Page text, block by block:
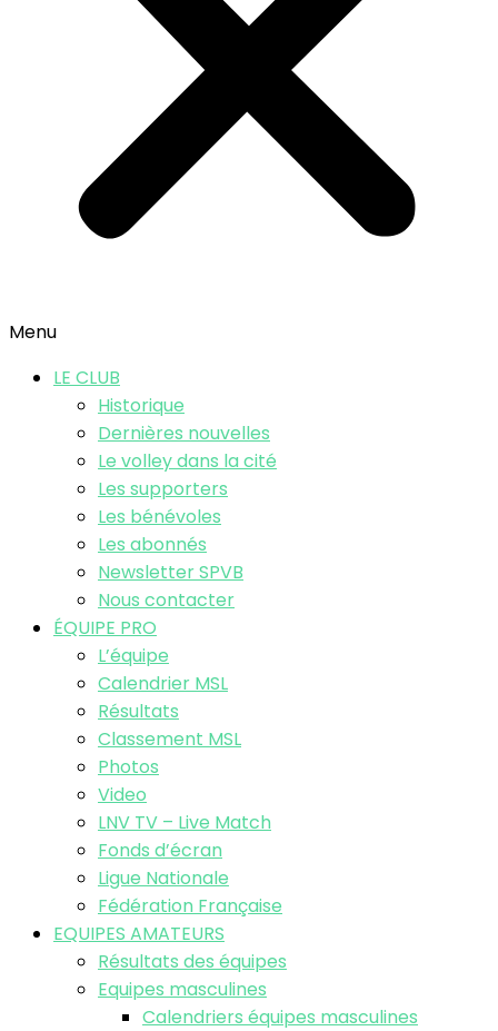
Menu
LE CLUB
Historique
Dernières nouvelles
Le volley dans la cité
Les supporters
Les bénévoles
Les abonnés
Newsletter SPVB
Nous contacter
ÉQUIPE PRO
L’équipe
Calendrier MSL
Résultats
Classement MSL
Photos
Video
LNV TV – Live Match
Fonds d’écran
Ligue Nationale
Fédération Française
EQUIPES AMATEURS
Résultats des équipes
Equipes masculines
Calendriers équipes masculines